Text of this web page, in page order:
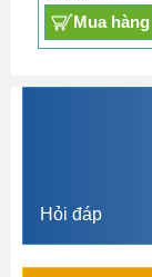
Mua hàng
Hỏi đáp